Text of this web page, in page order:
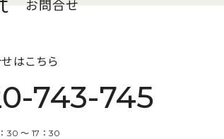
お問合せ
はこちら
743-745
30 〜 17：30